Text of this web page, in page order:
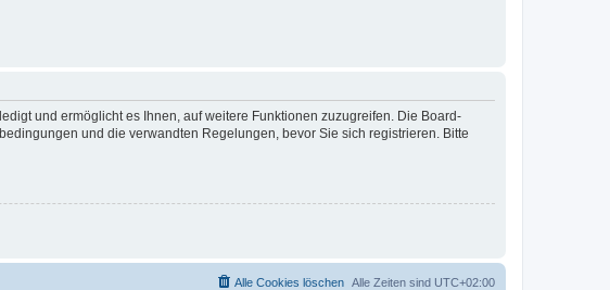
und ermöglicht es Ihnen, auf weitere Funktionen zuzugreifen. Die Board-
und die verwandten Regelungen, bevor Sie sich registrieren. Bitte
Alle Zeiten sind UTC+02:00
Alle Cookies löschen